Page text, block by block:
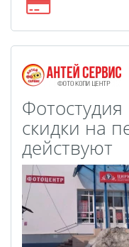
Фото на медальнице
Коробки и пакеты
(упаковка)
Вышивка на
Воздушные шары
Портсигар
Портмоне
Расписание уроков
Фотокубик
Печать файлов
Листовая печать
Плакат мечты
Фотогравировка
скидки на
действуют